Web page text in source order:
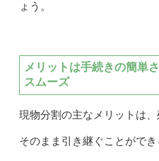
ょう。
メリットは手続きの簡単
スムーズ
現物分割の主なメリットは
そのまま引き継ぐことがで